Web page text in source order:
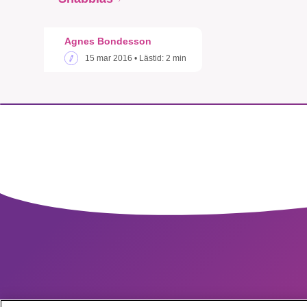
Agnes Bondesson
15 mar 2016 • Lästid: 2 min